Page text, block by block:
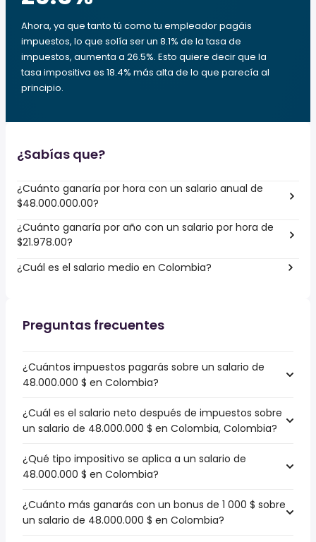
Ahora, ya que tanto tú como tu empleador pagáis
impuestos, lo que solía ser un 8.1% de la tasa de
impuestos, aumenta a 26.5%. Esto quiere decir que la
tasa impositiva es 18.4% más alta de lo que parecía al
principio.
¿Sabías que?
¿Cuánto ganaría por hora con un salario anual de
$48.000.000.00?
¿Cuánto ganaría por año con un salario por hora de
$21.978.00?
¿Cuál es el salario medio en Colombia?
Preguntas frecuentes
¿Cuántos impuestos pagarás sobre un salario de
48.000.000 $ en Colombia?
¿Cuál es el salario neto después de impuestos sobre
un salario de 48.000.000 $ en Colombia, Colombia?
¿Qué tipo impositivo se aplica a un salario de
48.000.000 $ en Colombia?
¿Cuánto más ganarás con un bonus de 1 000 $ sobre
un salario de 48.000.000 $ en Colombia?